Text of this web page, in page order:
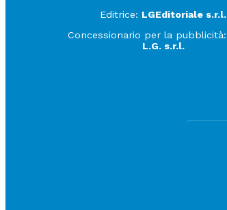
Editrice: LGEditoriale s.r.l.
Concessionario per la pubblicità:
L.G. s.r.l.